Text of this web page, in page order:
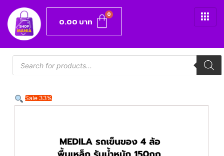
0.00 บาท
Sale 33%